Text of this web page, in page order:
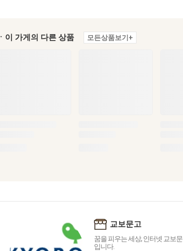
ㆍ이 가게의 다른 상품 모든상품보기+
교보문고
꿈을 피우는 세상, 인터넷 교보
입니다.